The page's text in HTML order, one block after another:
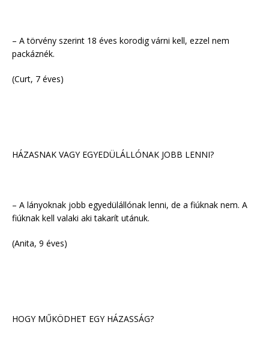
– A törvény szerint 18 éves korodig várni kell, ezzel nem
packáznék.
(Curt, 7 éves)
HÁZASNAK VAGY EGYEDÜLÁLLÓNAK JOBB LENNI?
– A lányoknak jobb egyedülállónak lenni, de a fiúknak nem. A
fiúknak kell valaki aki takarít utánuk.
(Anita, 9 éves)
HOGY MŰKÖDHET EGY HÁZASSÁG?